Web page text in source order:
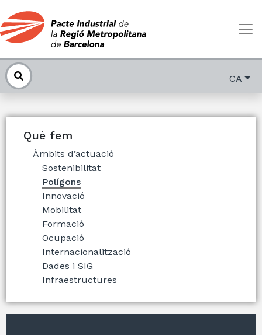
CA
Què fem
Àmbits d’actuació
Sostenibilitat
Polígons
Innovació
Mobilitat
Formació
Ocupació
Internacionalització
Dades i SIG
Infraestructures